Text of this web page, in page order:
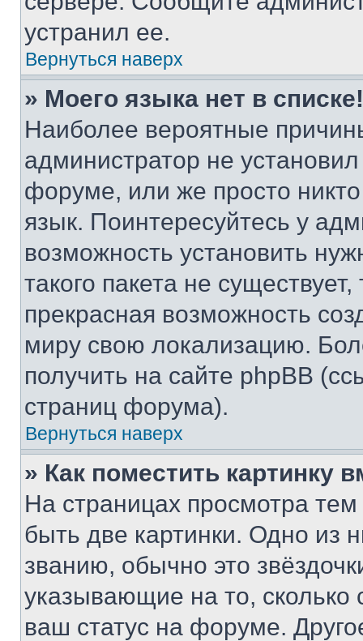
устранил ее.
Вернуться наверх
» Моего языка нет в списке!
Наиболее вероятные
администратор не
форуме, или же просто
язык. Поинтересуйтесь у
возможность установить
такого пакета не
прекрасная возможность
миру свою локализацию.
получить на сайте phpBB
страниц форума).
Вернуться наверх
» Как поместить картинку
На страницах просмотра
быть две картинки. Одно из
званию, обычно это
указывающие на то,
ваш статус на форуме.